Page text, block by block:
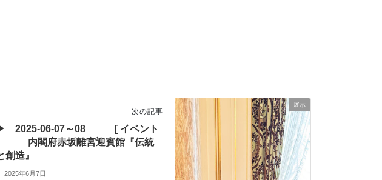
展示
次の記事
2025-06-07～08 [ イベント
内閣府赤坂離宮迎賓館『伝統
創造』
2025年6月7日